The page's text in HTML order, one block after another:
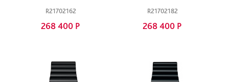
R21702162
268 400 Р
R21702182
268 400 Р